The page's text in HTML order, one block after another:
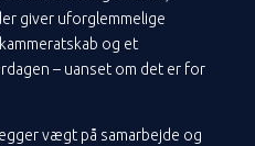
giver uforglemmelige
og et
– uanset om det er for
vægt på samarbejde og